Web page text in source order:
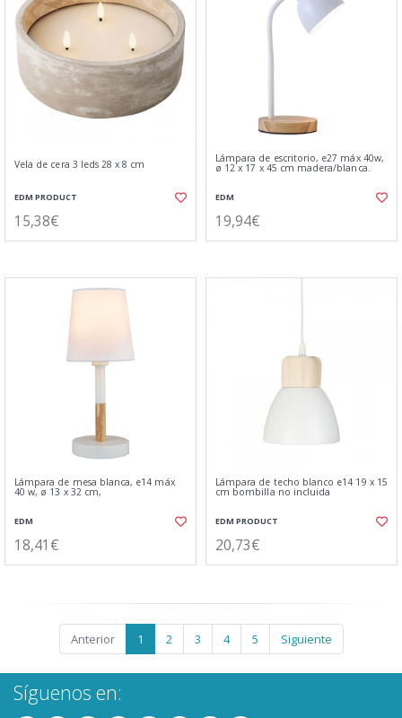
Vela de cera 3 leds 28 x 8 cm
EDM PRODUCT
15,38€
Lámpara de escritorio, e27 máx 40w,
ø 12 x 17 x 45 cm madera/blanca.
EDM
19,94€
Lámpara de mesa blanca, e14 máx
40 w, ø 13 x 32 cm,
EDM
18,41€
Lámpara de techo blanco e14 19 x 15
cm bombilla no incluida
EDM PRODUCT
20,73€
Anterior 1 2 3 4 5 Siguiente
Síguenos en: